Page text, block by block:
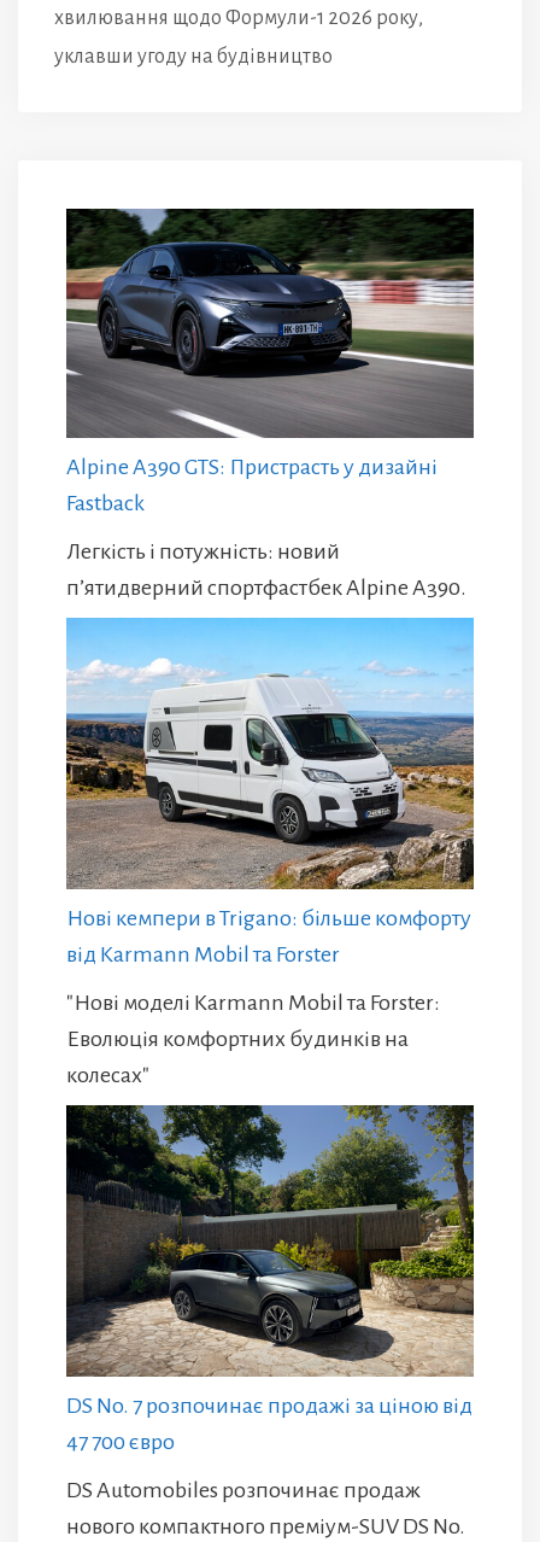
хвилювання щодо Формули-1 2026 року,
уклавши угоду на будівництво
Alpine A390 GTS: Пристрасть у дизайні
Fastback
Легкість і потужність: новий
п’ятидверний спортфастбек Alpine A390.
Нові кемпери в Trigano: більше комфорту
від Karmann Mobil та Forster
"Нові моделі Karmann Mobil та Forster:
Еволюція комфортних будинків на
колесах"
DS No. 7 розпочинає продажі за ціною від
47 700 євро
DS Automobiles розпочинає продаж
нового компактного преміум-SUV DS No.